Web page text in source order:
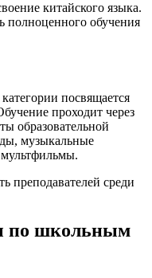
китайского языка.
полноценного обучения
посвящается
проходит через
образовательной
музыкальные
преподавателей среди
по школьным